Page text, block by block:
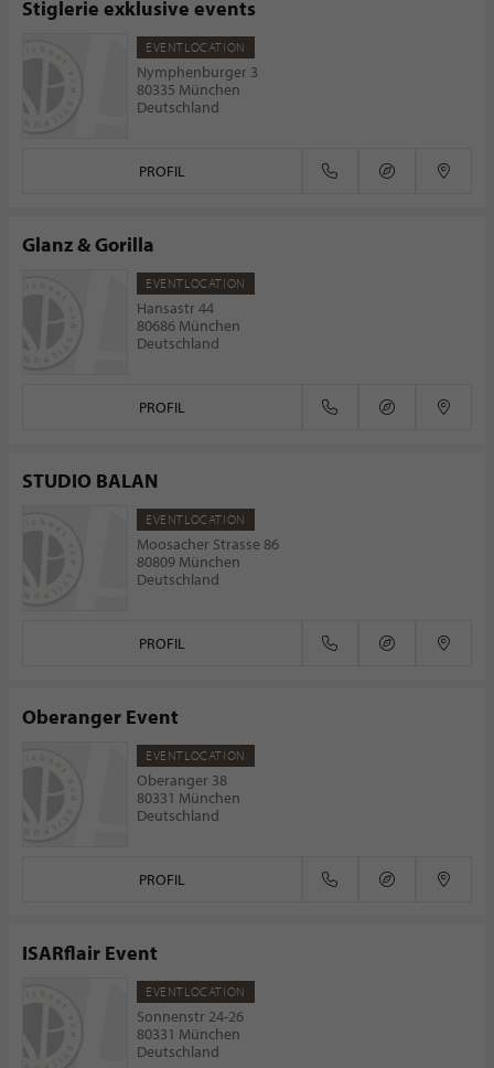
Stiglerie exklusive events
EVENTLOCATION
Nymphenburger 3
80335 München
Deutschland
PROFIL
Glanz & Gorilla
EVENTLOCATION
Hansastr 44
80686 München
Deutschland
PROFIL
STUDIO BALAN
EVENTLOCATION
Moosacher Strasse 86
80809 München
Deutschland
PROFIL
Oberanger Event
EVENTLOCATION
Oberanger 38
80331 München
Deutschland
PROFIL
ISARflair Event
EVENTLOCATION
Sonnenstr 24-26
80331 München
Deutschland